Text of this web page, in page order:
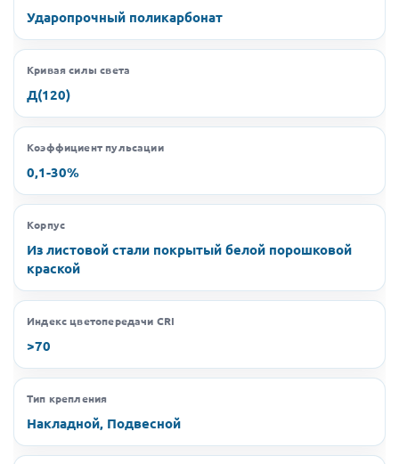
Ударопрочный поликарбонат
Кривая силы света
Д(120)
Коэффициент пульсации
0,1-30%
Корпус
Из листовой стали покрытый белой порошковой
краской
Индекс цветопередачи CRI
>70
Тип крепления
Накладной, Подвесной